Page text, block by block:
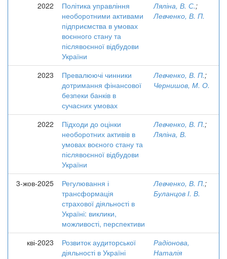
2022
Політика управління
необоротними активами
підприємства в умовах
воєнного стану та
післявоєнної відбудови
України
Ляліна, В. С.;
Левченко, В. П.
2023
Превалюючі чинники
дотримання фінансової
безпеки банків в
сучасних умовах
Левченко, В. П.;
Чернишов, М. О.
2022
Підходи до оцінки
необоротних активів в
умовах воєного стану та
післявоєнної відбудови
України
Левченко, В. П.;
Ляліна, В.
3-жов-2025
Регулювання і
трансформація
страхової діяльності в
Україні: виклики,
можливості, перспективи
Левченко, В. П.;
Буланцов І. В.
кві-2023
Розвиток аудиторської
діяльності в Україні
Радіонова,
Наталія